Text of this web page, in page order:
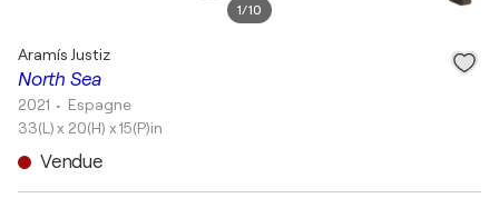
1/10
North Sea
Aramís Justiz
2021 • Espagne
33(L) x 20(H) x 15(P)in
Vendue